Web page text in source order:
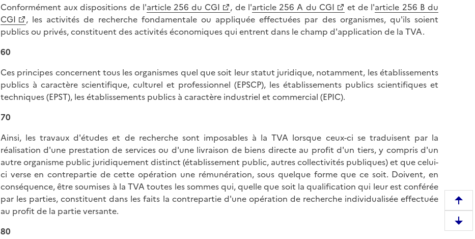
Conformément aux dispositions de l'article 256 du CGI , de l'article 256 A du CGI et de l'article 256 B du
CGI
, les activités de recherche fondamentale ou appliquée effectuées par des organismes, qu'ils soient
publics ou privés, constituent des activités économiques qui entrent dans le champ d'application de la TVA.
60
Ces principes concernent tous les organismes quel que soit leur statut juridique, notamment, les établissements
publics à caractère scientifique, culturel et professionnel (EPSCP), les établissements publics scientifiques et
techniques (EPST), les établissements publics à caractère industriel et commercial (EPIC).
70
Ainsi, les travaux d'études et de recherche sont imposables à la TVA lorsque ceux-ci se traduisent par la
réalisation d'une prestation de services ou d'une livraison de biens directe au profit d'un tiers, y compris d'un
autre organisme public juridiquement distinct (établissement public, autres collectivités publiques) et que celui-
ci verse en contrepartie de cette opération une rémunération, sous quelque forme que ce soit. Doivent, en
conséquence, être soumises à la TVA toutes les sommes qui, quelle que soit la qualification qui leur est conférée
par les parties, constituent dans les faits la contrepartie d'une opération de recherche individualisée effectuée
au profit de la partie versante.
80
e
m
D